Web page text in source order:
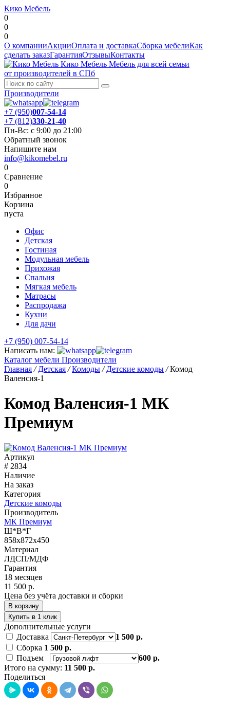
Кико Мебель
0
0
0
О компанииАкцииОплата и доставкаСборка мебелиКак
сделать заказГарантияОтзывыКонтакты
Кико Мебель Мебель для всей семьи
от производителей в СПб
Производители
+7 (950)007-54-14
+7 (812)330-21-40
Пн-Вс: с 9:00 до 21:00
Обратный звонок
Напишите нам
info@kikomebel.ru
0
Сравнение
0
Избранное
Корзина
пуста
Офис
Детская
Гостиная
Модульная мебель
Прихожая
Спальня
Мягкая мебель
Матрасы
Распродажа
Кухни
Для дачи
+7 (950) 007-54-14
Написать нам:
Каталог мебели Производители
Главная / Детская / Комоды / Детские комоды / Комод
Валенсия-1
Комод Валенсия-1 МК
Премиум
Артикул
# 2834
Наличие
На заказ
Категория
Детские комоды
Производитель
МК Премиум
Ш*В*Г
858x872x450
Материал
ЛДСП/МДФ
Гарантия
18 месяцев
11 500 р.
Цена без учёта доставки и сборки
В корзину
Купить в 1 клик
Дополнительные услуги
Доставка
1 500 р.
Сборка 1 500 р.
Подъем
600 р.
Итого на сумму: 11 500 р.
Поделиться